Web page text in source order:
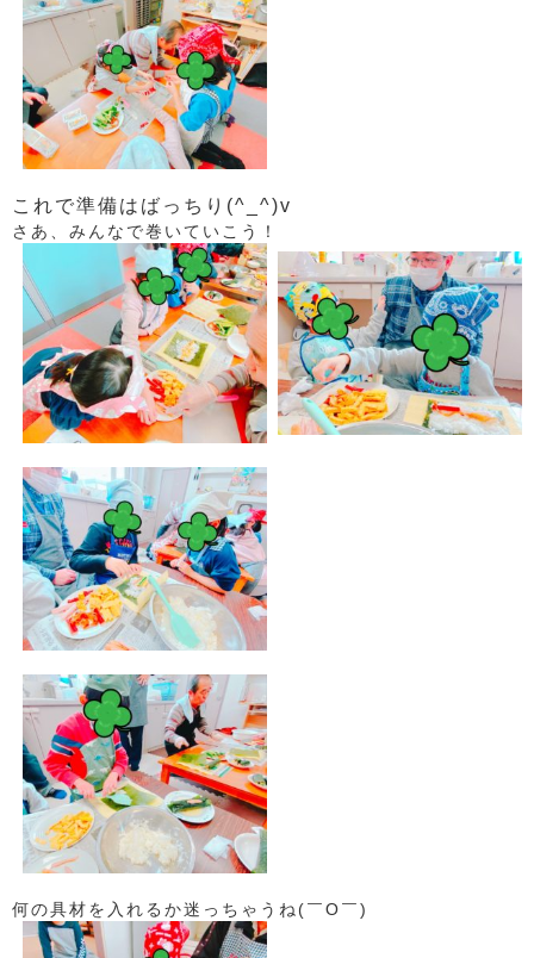
これで準備はばっちり(^_^)v
さあ、みんなで巻いていこう！
何の具材を入れるか迷っちゃうね(￣O￣)